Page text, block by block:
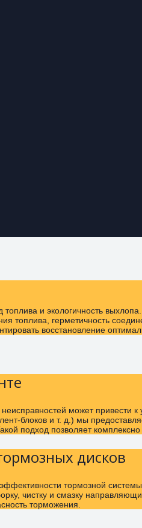
и экологичность
топлива, герметичность
восстановление
может привести
блоков и т. д.) мы
подход позволяет
дисков
тормозной
чистку и смазку
торможения.